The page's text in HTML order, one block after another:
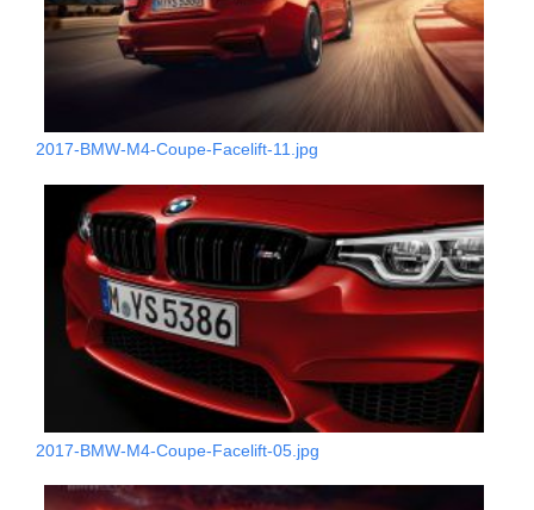
2017-BMW-M4-Coupe-Facelift-11.jpg
2017-BMW-M4-Coupe-Facelift-05.jpg